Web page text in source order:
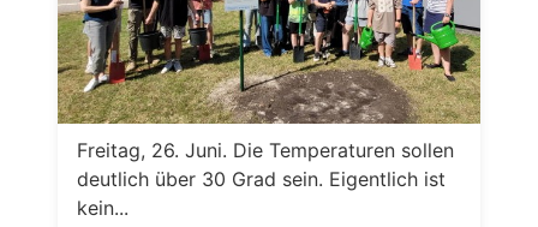
Freitag, 26. Juni. Die Temperaturen sollen
deutlich über 30 Grad sein. Eigentlich ist
kein...